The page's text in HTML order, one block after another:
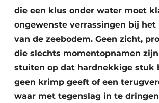
Duurzaamheid & Innovatie
Fundering
Kopen/Huren/Leasen
die een klus onder water moet
ongewenste verrassingen bij het
van de zeebodem. Geen zicht,
die slechts momentopnamen
stuiten op dat hardnekkige stuk
geen krimp geeft of een
waar met tegenslag in te